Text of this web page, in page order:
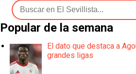
Popular de la semana
El dato que destaca a
grandes ligas